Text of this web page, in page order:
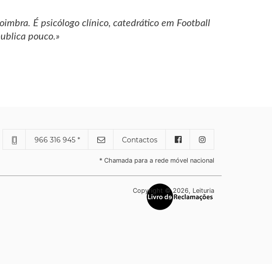
É psicólogo clínico, catedrático em Football
pouco.»
966 316 945 * Contactos
* Chamada para a rede móvel nacional
Copyright © 2026, Leituria